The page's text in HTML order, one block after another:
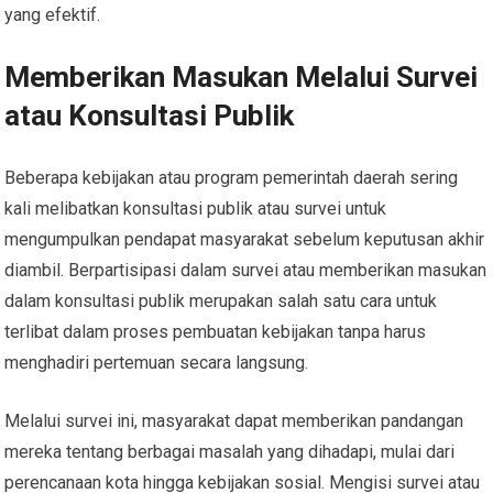
yang efektif.
Memberikan Masukan Melalui Survei
atau Konsultasi Publik
Beberapa kebijakan atau program pemerintah daerah sering
kali melibatkan konsultasi publik atau survei untuk
mengumpulkan pendapat masyarakat sebelum keputusan akhir
diambil. Berpartisipasi dalam survei atau memberikan masukan
dalam konsultasi publik merupakan salah satu cara untuk
terlibat dalam proses pembuatan kebijakan tanpa harus
menghadiri pertemuan secara langsung.
Melalui survei ini, masyarakat dapat memberikan pandangan
mereka tentang berbagai masalah yang dihadapi, mulai dari
perencanaan kota hingga kebijakan sosial. Mengisi survei atau